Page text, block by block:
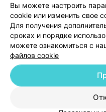
Обработка
© 2026 ООО «Артокс Лаб», УНП
Служба
Вы можете настроить
cookie или изменить свое
Для получения
сроках и порядке
можете ознакомиться с
файлов cookie